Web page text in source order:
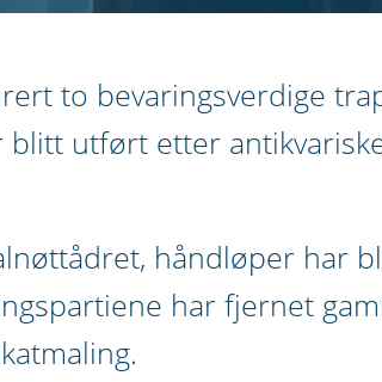
to bevaringsverdige
blitt utført etter
håndløper har
har fjernet